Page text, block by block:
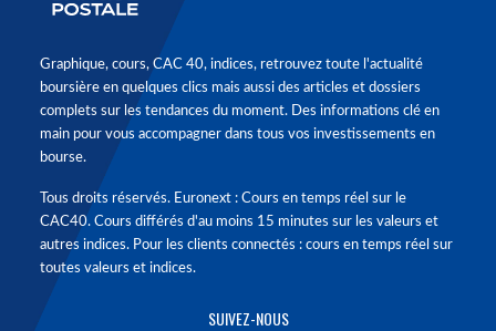
Graphique, cours, CAC 40, indices, retrouvez toute l'actualité
boursière en quelques clics mais aussi des articles et dossiers
complets sur les tendances du moment. Des informations clé en
main pour vous accompagner dans tous vos investissements en
bourse.
Tous droits réservés. Euronext : Cours en temps réel sur le
CAC40. Cours différés d'au moins 15 minutes sur les valeurs et
autres indices. Pour les clients connectés : cours en temps réel sur
toutes valeurs et indices.
SUIVEZ-NOUS